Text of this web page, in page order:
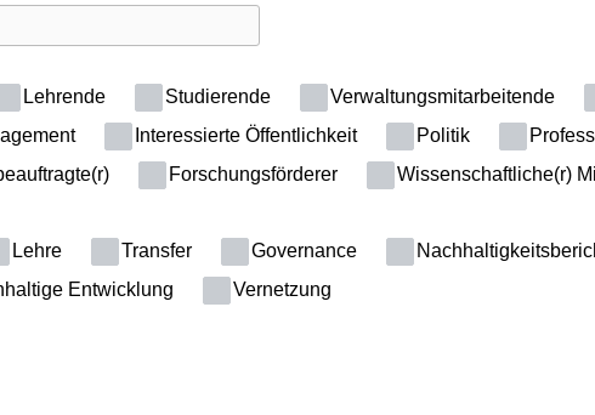
Lehrende Studierende Verwaltungsmitarbeitende
Interessierte Öffentlichkeit Politik
Forschungsförderer Wissenschaftliche(r)
Lehre Transfer Governance
Entwicklung
Vernetzung